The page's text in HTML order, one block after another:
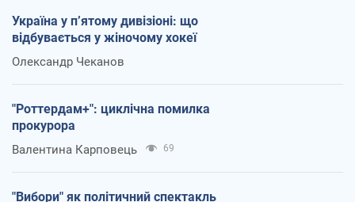
Україна у п’ятому дивізіоні: що
відбувається у жіночому хокеї
Олександр Чеканов
"Роттердам+": циклічна помилка
прокурора
Валентина Карповець 69
"Вибори" як політичний спектакль